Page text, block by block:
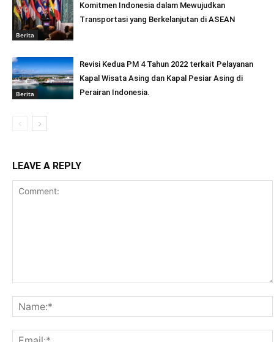
Berita
Komitmen Indonesia dalam Mewujudkan
Transportasi yang Berkelanjutan di ASEAN
Berita
Revisi Kedua PM 4 Tahun 2022 terkait Pelayanan
Kapal Wisata Asing dan Kapal Pesiar Asing di
Perairan Indonesia.
LEAVE A REPLY